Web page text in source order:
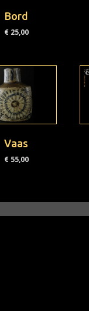
Bord
€25,00
Vaas
€55,00